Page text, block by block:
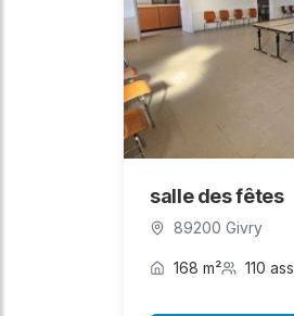
salle des fêtes
89200 Givry
168 m² 110